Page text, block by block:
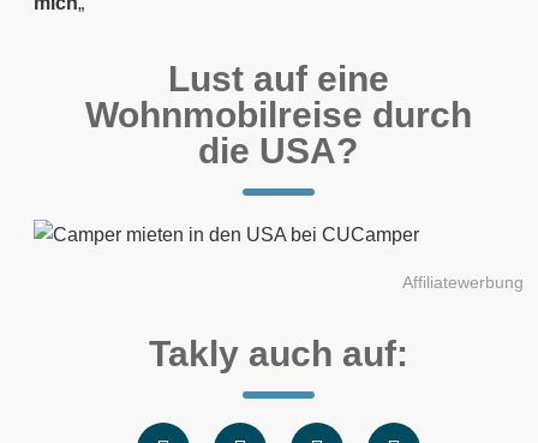
Lust auf eine
Wohnmobilreise durch
die USA?
Affiliatewerbung
Takly auch auf: